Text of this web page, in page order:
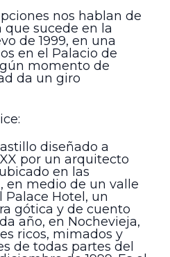
nos hablan de
sucede en la
de 1999, en una
en el Palacio de
momento de
da un giro
diseñado a
por un arquitecto
en las
en medio de un valle
Palace Hotel, un
gótica y de cuento
año, en Nochevieja,
ricos, mimados y
de todas partes del